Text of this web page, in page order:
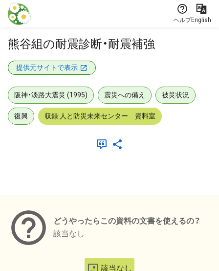
本文に飛ぶ
ヘルプEnglish
熊谷組の耐震診断・耐震補強
提供元サイトで表示
阪神・淡路大震災 (1995) 震災への備え 被災状況
復興 収録:人と防災未来センター 資料室
どうやったらこの資料の文書を使えるの？
該当なし
該当なし